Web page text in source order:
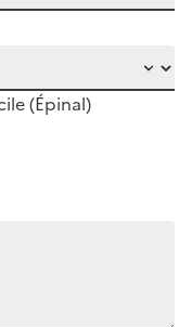
(Épinal)